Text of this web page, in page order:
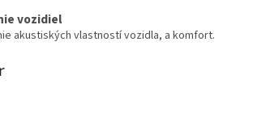
vozidiel
akustiských vlastností vozidla, a komfort.